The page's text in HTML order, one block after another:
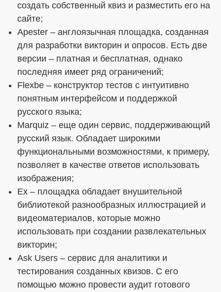
создать собственный квиз и разместить его на
сайте;
Apester – англоязычная площадка, созданная
для разработки викторин и опросов. Есть две
версии – платная и бесплатная, однако
последняя имеет ряд ограничений;
Flexbe – конструктор тестов с интуитивно
понятным интерфейсом и поддержкой
русского языка;
Marquiz – еще один сервис, поддерживающий
русский язык. Обладает широкими
функциональными возможностями, к примеру,
позволяет в качестве ответов использовать
изображения;
Ex – площадка обладает внушительной
библиотекой разнообразных иллюстрацией и
видеоматериалов, которые можно
использовать при создании развлекательных
викторин;
Ask Users – сервис для аналитики и
тестирования созданных квизов. С его
помощью можно провести аудит готового